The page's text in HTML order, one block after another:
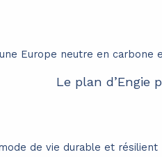
Le plan d’Engie